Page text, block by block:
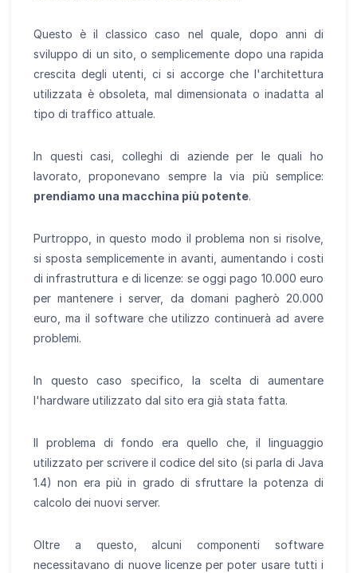
Questo è il classico caso nel quale, dopo anni di
sviluppo di un sito, o semplicemente dopo una rapida
crescita degli utenti, ci si accorge che l'architettura
utilizzata è obsoleta, mal dimensionata o inadatta al
tipo di traffico attuale.
In questi casi, colleghi di aziende per le quali ho
lavorato, proponevano sempre la via più semplice:
prendiamo una macchina più potente.
Purtroppo, in questo modo il problema non si risolve,
si sposta semplicemente in avanti, aumentando i costi
di infrastruttura e di licenze: se oggi pago 10.000 euro
per mantenere i server, da domani pagherò 20.000
euro, ma il software che utilizzo continuerà ad avere
problemi.
In questo caso specifico, la scelta di aumentare
l'hardware utilizzato dal sito era già stata fatta.
Il problema di fondo era quello che, il linguaggio
utilizzato per scrivere il codice del sito (si parla di Java
1.4) non era più in grado di sfruttare la potenza di
calcolo dei nuovi server.
Oltre a questo, alcuni componenti software
necessitavano di nuove licenze per poter usare tutti i